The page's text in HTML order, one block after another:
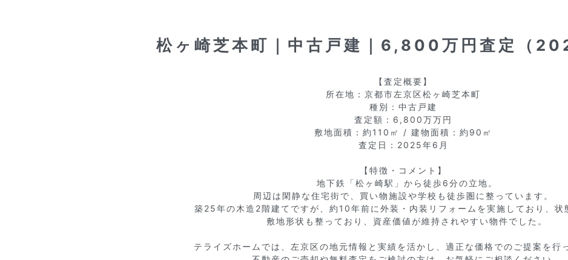
松ヶ崎芝本町｜中古戸建｜6,800万円査定（
【査定概要】
所在地：京都市左京区松ヶ崎芝本町
種別：中古戸建
査定額：6,800万万円
敷地面積：約110㎡ / 建物面積：約90㎡
査定日：2025年6月
【特徴・コメント】
地下鉄「松ヶ崎駅」から徒歩6分の立地。
周辺は閑静な住宅街で、買い物施設や学校も徒歩圏に整っています。
築25年の木造2階建てですが、約10年前に外装・内装リフォームを実施しており、
敷地形状も整っており、資産価値が維持されやすい物件でした。
テライズホームでは、左京区の地元情報と実績を活かし、適正な価格でのご提案を行